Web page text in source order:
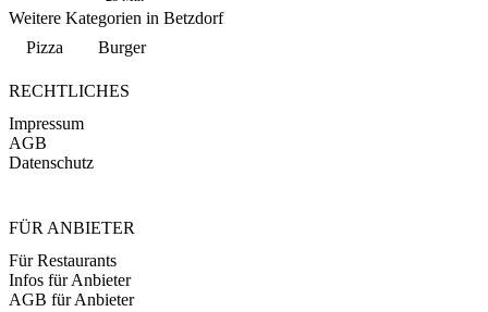
Weitere Kategorien in Betzdorf
Pizza
Burger
RECHTLICHES
Impressum
AGB
Datenschutz
FÜR ANBIETER
Für Restaurants
Infos für Anbieter
AGB für Anbieter